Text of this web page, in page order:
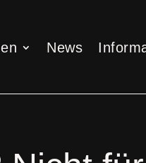
News
News